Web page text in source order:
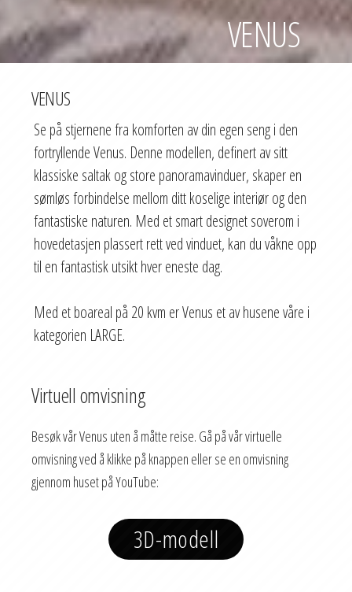
VENUS
VENUS
Se på stjernene fra komforten av din egen seng i den
fortryllende Venus. Denne modellen, definert av sitt
klassiske saltak og store panoramavinduer, skaper en
sømløs forbindelse mellom ditt koselige interiør og den
fantastiske naturen. Med et smart designet soverom i
hovedetasjen plassert rett ved vinduet, kan du våkne opp
til en fantastisk utsikt hver eneste dag.
Med et boareal på 20 kvm er Venus et av husene våre i
kategorien LARGE.
Virtuell omvisning
Besøk vår Venus uten å måtte reise. Gå på vår virtuelle
omvisning ved å klikke på knappen eller se en omvisning
gjennom huset på YouTube:
3D-modell